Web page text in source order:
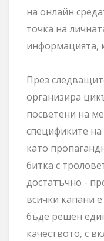
на онлайн
точка на
информацията,
През
организира
посветени на
спецификите
като
битка с
достатъчно -
всички капани
бъде решен
качеството, с